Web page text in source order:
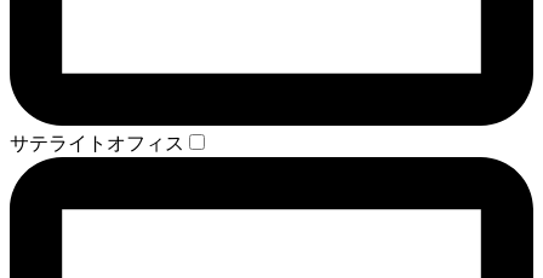
サテライトオフィス